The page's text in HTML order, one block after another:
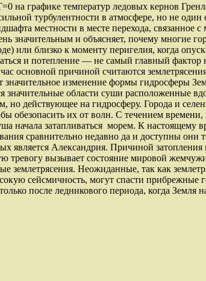
на графике температур ледовых кернов
турбулентности в атмосфере, но не
местности в месте перехода, связанное
значительным и объясняет, почему многие
или близко к моменту перигелия, когда
и потепление — не самый главный
основной причиной считаются
изменение формы гидросферы
области суши расположенные
но действующее на гидросферу. Города и
обезопасить их от волн. С течением
начала затапливаться морем. К
сравнительно недавно да и доступны они
Александрия. Причиной затопления
вызывает состояние мировой
землетрясения. Неожиданные, так как
сейсмичность, могут спасти прибрежные
после ледникового периода, когда Земля